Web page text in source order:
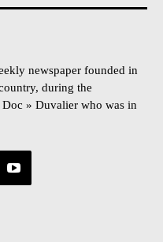
newspaper founded in
during the
» Duvalier who was in